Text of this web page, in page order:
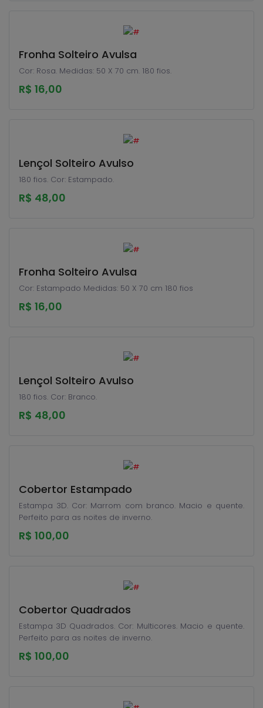
Fronha Solteiro Avulsa
Cor: Rosa. Medidas: 50 X 70 cm. 180 fios.
R$ 16,00
Lençol Solteiro Avulso
180 fios. Cor: Estampado.
R$ 48,00
Fronha Solteiro Avulsa
Cor: Estampado Medidas: 50 X 70 cm 180 fios
R$ 16,00
Lençol Solteiro Avulso
180 fios. Cor: Branco.
R$ 48,00
Cobertor Estampado
Estampa 3D. Cor: Marrom com branco. Macio e quente.
Perfeito para as noites de inverno.
R$ 100,00
Cobertor Quadrados
Estampa 3D Quadrados. Cor: Multicores. Macio e quente.
Perfeito para as noites de inverno.
R$ 100,00